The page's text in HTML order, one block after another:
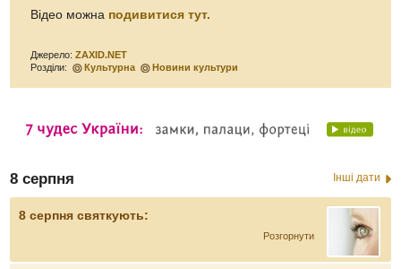
Відео можна подивитися тут.
Джерело:ZAXID.NET
Розділи:
Культурна Новини культури
8 серпня Інші дати
8 серпня святкують:
Розгорнути